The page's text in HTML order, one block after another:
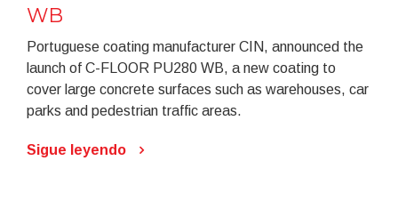
WB
Portuguese coating manufacturer CIN, announced the
launch of C-FLOOR PU280 WB, a new coating to
cover large concrete surfaces such as warehouses, car
parks and pedestrian traffic areas.
Sigue leyendo